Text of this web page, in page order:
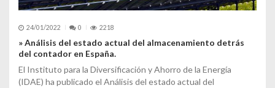
24/01/2022 0 2218
» Análisis del estado actual del almacenamiento detrás
del contador en España.
El Instituto para la Diversificación y Ahorro de la Energía
(IDAE) ha publicado el Análisis del estado actual del